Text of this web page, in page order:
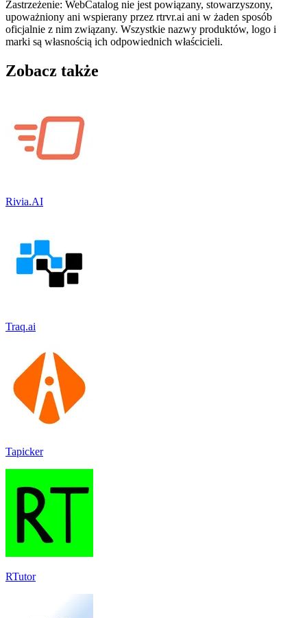
Zastrzeżenie: WebCatalog nie jest powiązany, stowarzyszony,
upoważniony ani wspierany przez rtrvr.ai ani w żaden sposób
oficjalnie z nim związany. Wszystkie nazwy produktów, logo i
marki są własnością ich odpowiednich właścicieli.
Zobacz także
Rivia.AI
Traq.ai
Tapicker
RTutor